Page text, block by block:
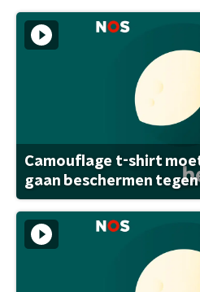
Camouflage t-shirt
gaan beschermen tegen